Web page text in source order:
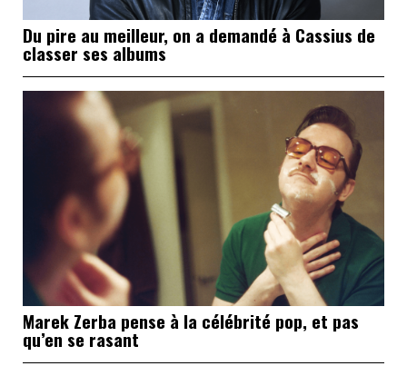
Du pire au meilleur, on a demandé à Cassius de
classer ses albums
Marek Zerba pense à la célébrité pop, et pas
qu’en se rasant